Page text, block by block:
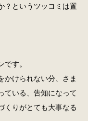
？というツッコミは置
す。
かけられない分、さま
ている、告知になって
くりがとても大事なる